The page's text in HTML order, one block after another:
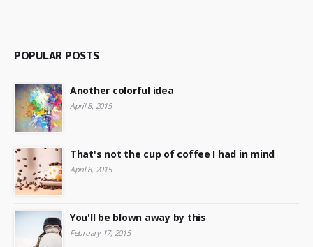
POPULAR POSTS
Another colorful idea
April 8, 2015
That's not the cup of coffee I had in mind
April 8, 2015
You'll be blown away by this
February 17, 2015